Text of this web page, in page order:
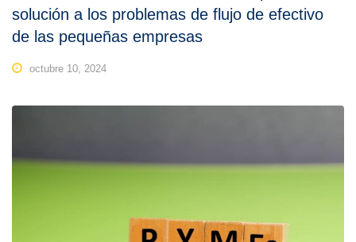
solución a los problemas de flujo de efectivo
de las pequeñas empresas
octubre 10, 2024